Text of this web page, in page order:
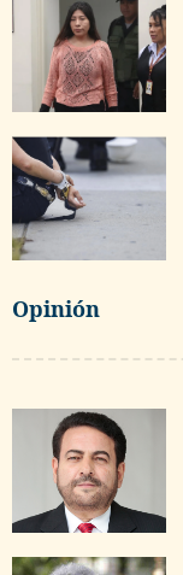
Opinión